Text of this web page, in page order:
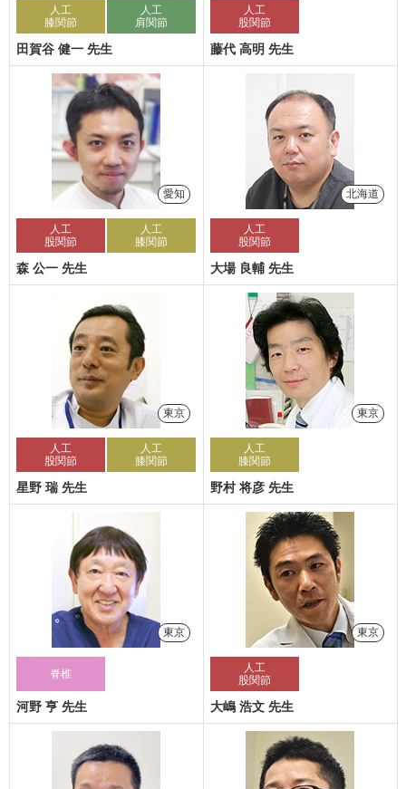
人工
膝関節
人工
肩関節
田賀谷 健一 先生
人工
股関節
藤代 高明 先生
愛知
人工
股関節
人工
膝関節
森 公一 先生
北海道
人工
股関節
大場 良輔 先生
東京
人工
股関節
人工
膝関節
星野 瑞 先生
東京
人工
膝関節
野村 将彦 先生
東京
脊椎
河野 亨 先生
東京
人工
股関節
大嶋 浩文 先生